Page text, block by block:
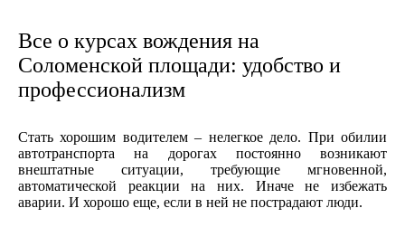
Все о курсах вождения на
Соломенской площади: удобство и
профессионализм
Стать хорошим водителем – нелегкое дело. При обилии
автотранспорта на дорогах постоянно возникают
внештатные ситуации, требующие мгновенной,
автоматической реакции на них. Иначе не избежать
аварии. И хорошо еще, если в ней не пострадают люди.